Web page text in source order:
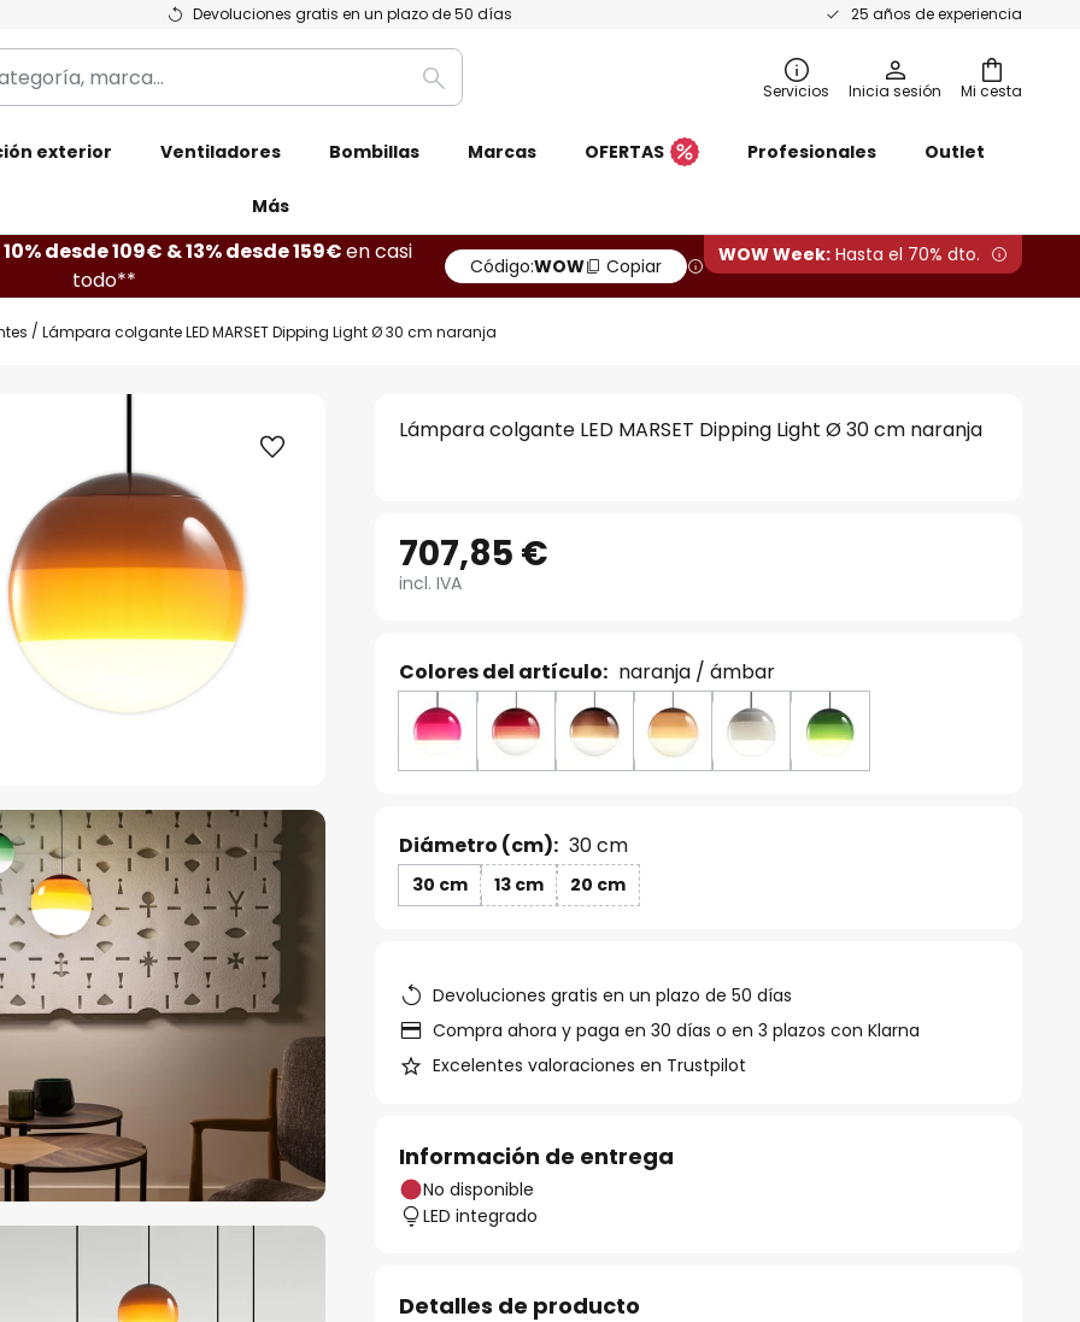
Devoluciones gratis en un plazo de 50 días 25 años de experiencia
Mi cesta
Buscar Servicios Inicia sesión
exterior Ventiladores Bombillas Marcas OFERTAS Profesionales Outlet
Más
10% desde 109€ & 13% desde 159€en casi
todo**
Código:WOW Copiar WOW Week: Hasta el 70% dto.
Lámpara colgante LED MARSET Dipping Light Ø 30 cm naranja
Lámpara colgante LED MARSET Dipping Light Ø 30 cm naranja
707,85 €
incl. IVA
Colores del artículo: naranja / ámbar
Diámetro (cm): 30 cm
30 cm 13 cm 20 cm
Devoluciones gratis en un plazo de 50 días
Compra ahora y paga en 30 días o en 3 plazos con Klarna
Excelentes valoraciones en Trustpilot
Información de entrega
No disponible
LED integrado
Detalles de producto